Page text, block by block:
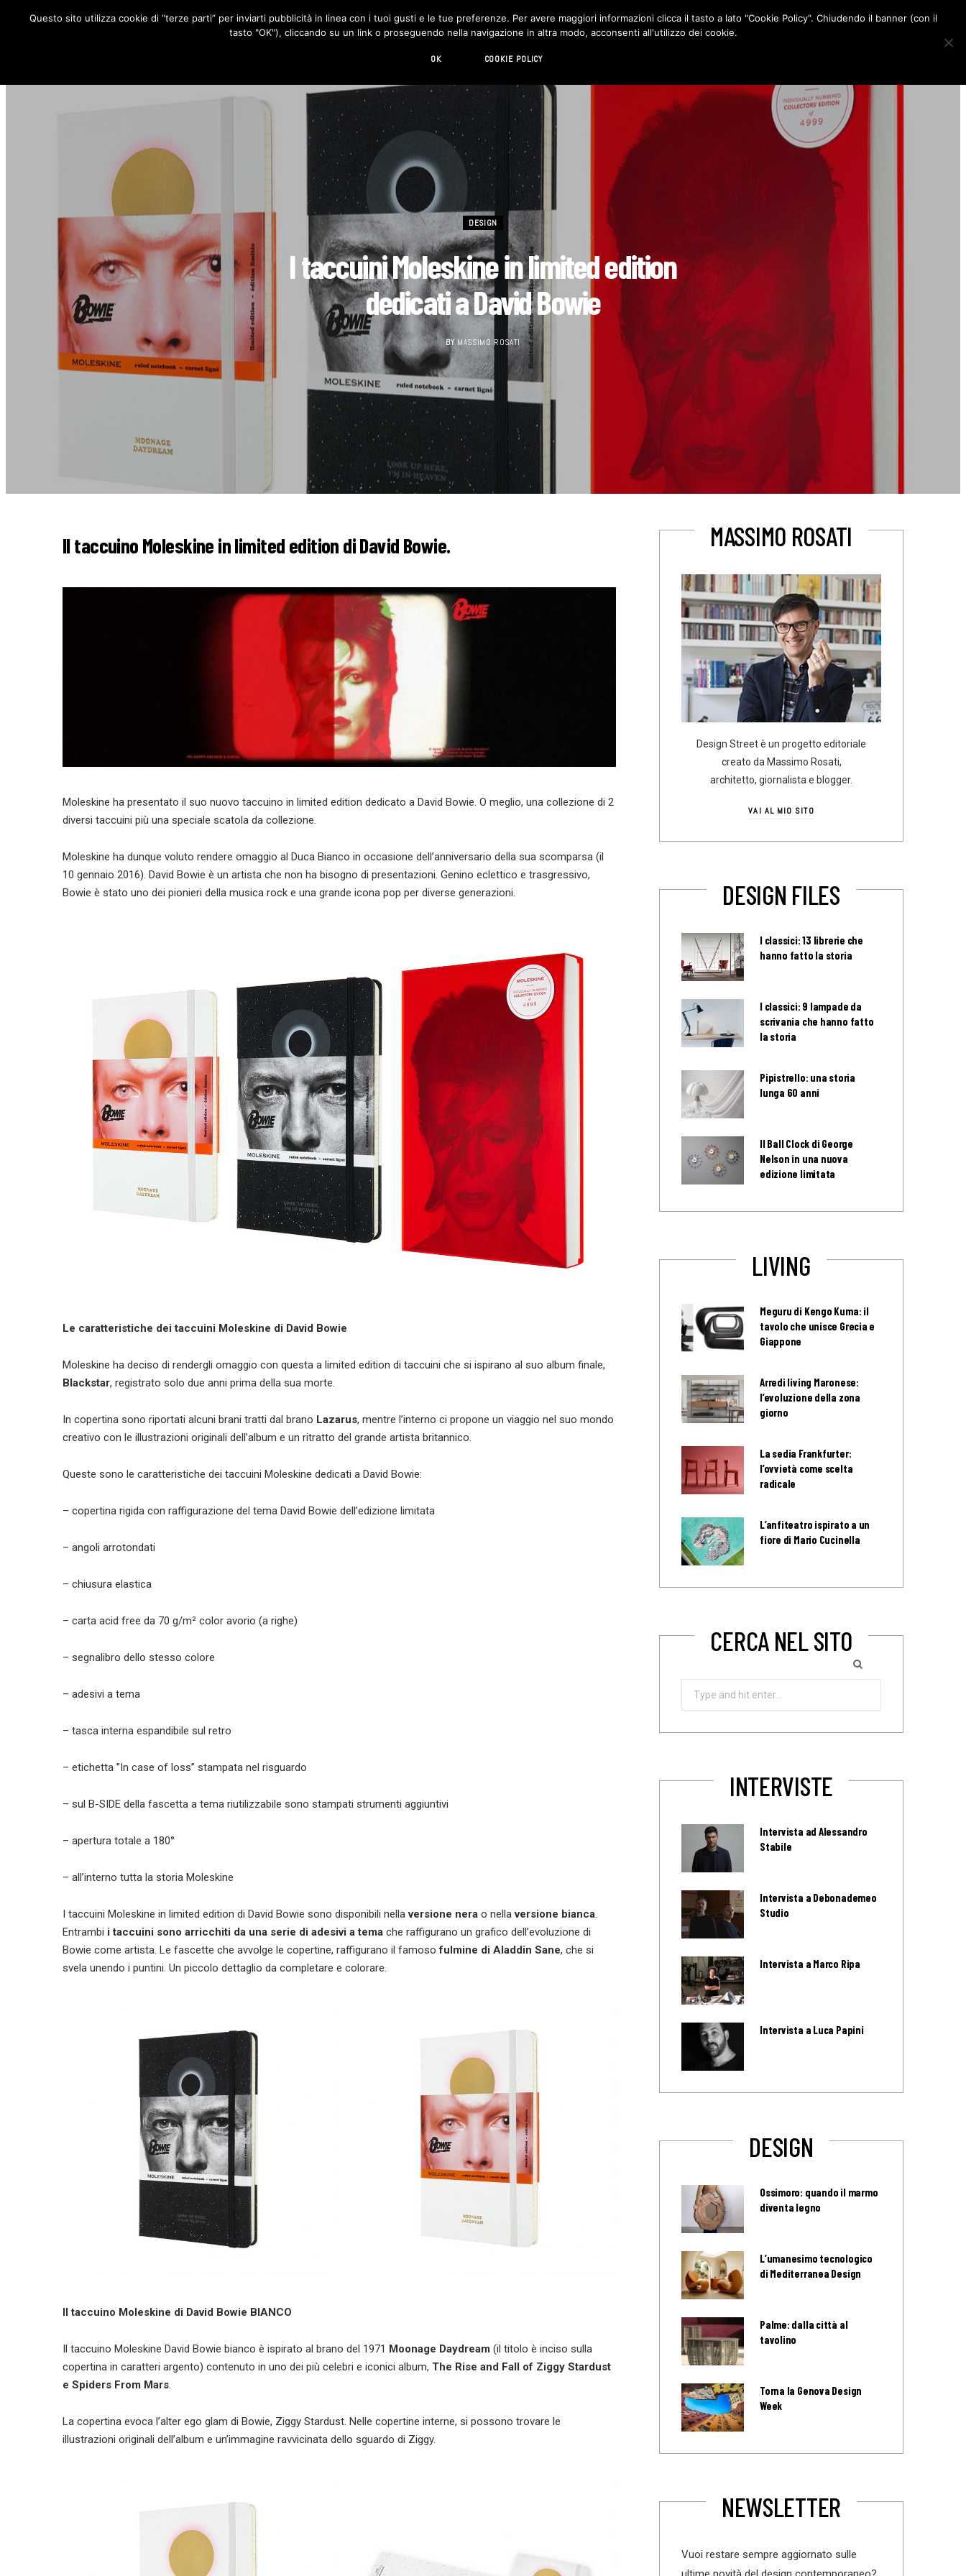
RUBRICHE DESIGN LIVING HI-TECH CHI SIAMO CONTATTI
o
g
r
d
DESIGN
I taccuini Moleskine in limited edition
dedicati a David Bowie
BY MASSIMO ROSATI
Il taccuino Moleskine in limited edition di David Bowie.
Moleskine ha presentato il suo nuovo taccuino in limited edition dedicato a David Bowie. O meglio, una collezione di 2
diversi taccuini più una speciale scatola da collezione.
Moleskine ha dunque voluto rendere omaggio al Duca Bianco in occasione dell’anniversario della sua scomparsa (il
10 gennaio 2016). David Bowie è un artista che non ha bisogno di presentazioni. Genino eclettico e trasgressivo,
Bowie è stato uno dei pionieri della musica rock e una grande icona pop per diverse generazioni.
Le caratteristiche dei taccuini Moleskine di David Bowie
Moleskine ha deciso di rendergli omaggio con questa a limited edition di taccuini che si ispirano al suo album finale,
Blackstar, registrato solo due anni prima della sua morte.
In copertina sono riportati alcuni brani tratti dal brano Lazarus, mentre l’interno ci propone un viaggio nel suo mondo
creativo con le illustrazioni originali dell’album e un ritratto del grande artista britannico.
Queste sono le caratteristiche dei taccuini Moleskine dedicati a David Bowie:
– copertina rigida con raffigurazione del tema David Bowie dell’edizione limitata
– angoli arrotondati
– chiusura elastica
– carta acid free da 70 g/m² color avorio (a righe)
– segnalibro dello stesso colore
– adesivi a tema
– tasca interna espandibile sul retro
– etichetta ”In case of loss” stampata nel risguardo
– sul B-SIDE della fascetta a tema riutilizzabile sono stampati strumenti aggiuntivi
– apertura totale a 180°
– all’interno tutta la storia Moleskine
I taccuini Moleskine in limited edition di David Bowie sono disponibili nellaversione nera o nellaversione bianca.
Entrambi i taccuini sono arricchiti da una serie di adesivi a tema che raffigurano un grafico dell’evoluzione di
Bowie come artista. Le fascette che avvolge le copertine, raffigurano il famosofulmine di Aladdin Sane, che si
svela unendo i puntini. Un piccolo dettaglio da completare e colorare.
Il taccuino Moleskine di David Bowie BIANCO
Il taccuino Moleskine David Bowie bianco è ispirato al brano del 1971 Moonage Daydream (il titolo è inciso sulla
copertina in caratteri argento) contenuto in uno dei più celebri e iconici album, The Rise and Fall of Ziggy Stardust
e Spiders From Mars.
La copertina evoca l’alter ego glam di Bowie, Ziggy Stardust. Nelle copertine interne, si possono trovare le
illustrazioni originali dell’album e un’immagine ravvicinata dello sguardo di Ziggy.
MASSIMO ROSATI
Design Street è un progetto editoriale
creato da Massimo Rosati,
architetto, giornalista e blogger.
VAI AL MIO SITO
DESIGN FILES
I classici: 13 librerie che
hanno fatto la storia
I classici: 9 lampade da
scrivania che hanno fatto
la storia
Pipistrello: una storia
lunga 60 anni
Il Ball Clock di George
Nelson in una nuova
edizione limitata
LIVING
Meguru di Kengo Kuma: il
tavolo che unisce Grecia e
Giappone
Arredi living Maronese:
l’evoluzione della zona
giorno
La sedia Frankfurter:
l’ovvietà come scelta
radicale
L’anfiteatro ispirato a un
fiore di Mario Cucinella
CERCA NEL SITO
Search
INTERVISTE
Intervista ad Alessandro
Stabile
Intervista a Debonademeo
Studio
Intervista a Marco Ripa
Intervista a Luca Papini
DESIGN
Ossimoro: quando il marmo
diventa legno
L’umanesimo tecnologico
di Mediterranea Design
Palme: dalla città al
tavolino
Torna la Genova Design
Week
NEWSLETTER
Vuoi restare sempre aggiornato sulle
Questo sito utilizza cookie di “terze parti” per inviarti pubblicità in linea con i tuoi gusti e le tue preferenze. Per avere maggiori informazioni clicca il tasto a lato "Cookie Policy". Chiudendo il banner (con il
tasto "OK"), cliccando su un link o proseguendo nella navigazione in altra modo, acconsenti all'utilizzo dei cookie.
OK COOKIE POLICY